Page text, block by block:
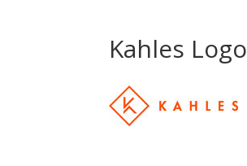
Kahles Logo